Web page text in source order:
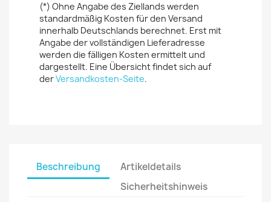
(*) Ohne Angabe des Ziellands werden
standardmäßig Kosten für den Versand
innerhalb Deutschlands berechnet. Erst mit
Angabe der vollständigen Lieferadresse
werden die fälligen Kosten ermittelt und
dargestellt. Eine Übersicht findet sich auf
derVersandkosten-Seite.
Beschreibung
Artikeldetails
Sicherheitshinweis